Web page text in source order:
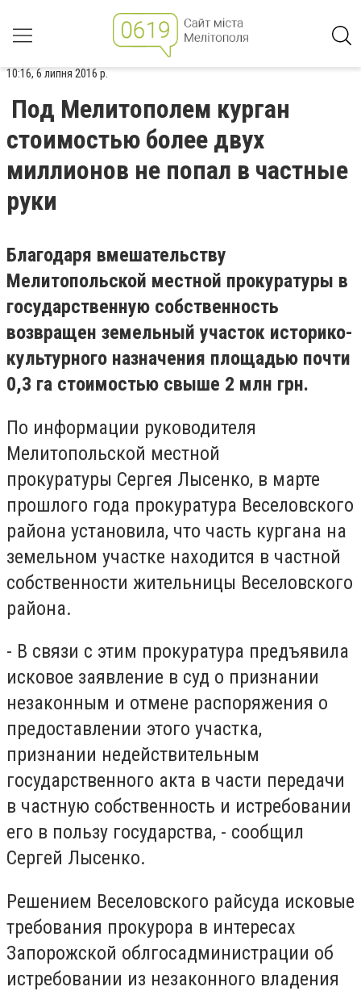
10:16, 6 липня 2016 р.
Под Мелитополем курган
стоимостью более двух
миллионов не попал в частные
руки
Благодаря вмешательству
Мелитопольской местной прокуратуры в
государственную собственность
возвращен земельный участок историко-
культурного назначения площадью почти
0,3 га стоимостью свыше 2 млн грн.
По информации руководителя
Мелитопольской местной
прокуратуры Сергея Лысенко, в марте
прошлого года прокуратура Веселовского
района установила, что часть кургана на
земельном участке находится в частной
собственности жительницы Веселовского
района.
- В связи с этим прокуратура предъявила
исковое заявление в суд о признании
незаконным и отмене распоряжения о
предоставлении этого участка,
признании недействительным
государственного акта в части передачи
в частную собственность и истребовании
его в пользу государства, - сообщил
Сергей Лысенко.
Решением Веселовского райсуда исковые
требования прокурора в интересах
Запорожской облгосадминистрации об
истребовании из незаконного владения